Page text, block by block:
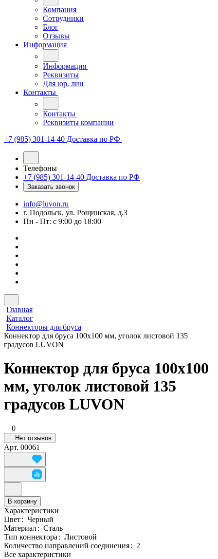
Компания
Сотрудники
Блог
Отзывы
Информация
Информация
Реквизиты
Для юр. лиц
Контакты
Контакты
Реквизиты компании
+7 (985) 301-14-40 Доставка по РФ
Телефоны
+7 (985) 301-14-40 Доставка по РФ
Заказать звонок
info@luvon.ru
г. Подольск, ул. Рощинская, д.3
Пн - Пт: с 9:00 до 18:00
Главная
Каталог
Коннекторы для бруса
Коннектор для бруса 100х100 мм, уголок листовой 135
градусов LUVON
Коннектор для бруса 100х100
мм, уголок листовой 135
градусов LUVON
0
Нет отзывов
Арт. 00061
В корзину
Характеристики
Цвет: Черный
Материал: Сталь
Тип коннектора : Листовой
Количество направлений соединения: 2
Все характеристики